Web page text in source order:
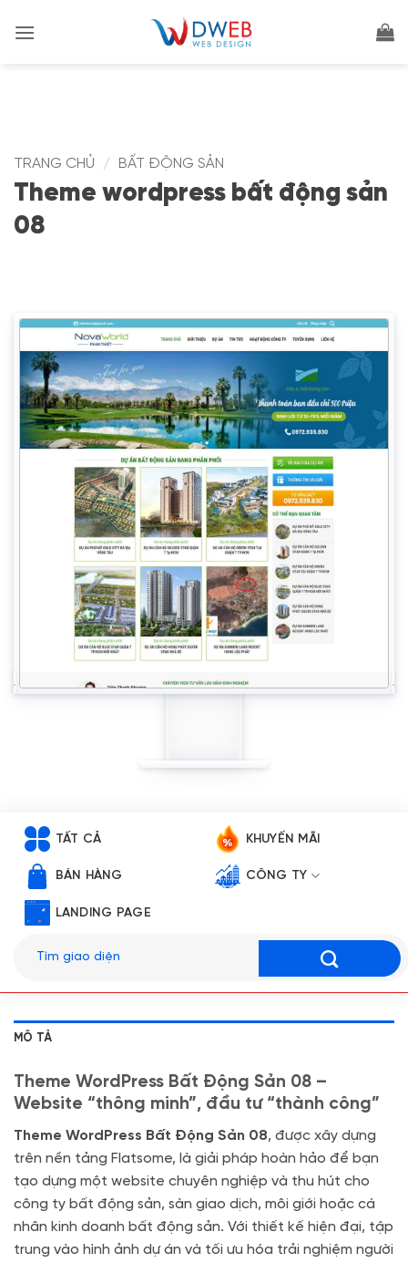
qua
TRANG CHỦ / BẤT ĐỘNG SẢN
Theme wordpress bất động sản
08
TẤT CẢ KHUYẾN MÃI
BÁN HÀNG CÔNG TY
LANDING PAGE
kiếm:
MÔ TẢ
Theme WordPress Bất Động Sản 08 –
Website “thông minh”, đầu tư “thành công”
Theme WordPress Bất Động Sản 08, được xây dựng
trên nền tảng Flatsome, là giải pháp hoàn hảo để bạn
tạo dựng một website chuyên nghiệp và thu hút cho
công ty bất động sản, sàn giao dịch, môi giới hoặc cá
nhân kinh doanh bất động sản. Với thiết kế hiện đại, tập
trung vào hình ảnh dự án và tối ưu hóa trải nghiệm người